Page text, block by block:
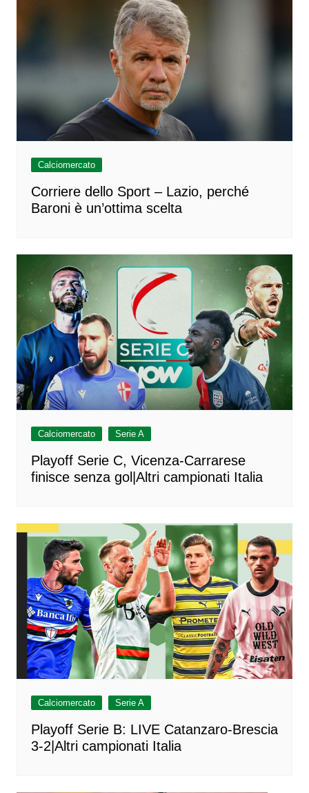
Calciomercato
Corriere dello Sport – Lazio, perché
Baroni è un’ottima scelta
Calciomercato Serie A
Playoff Serie C, Vicenza-Carrarese
finisce senza gol|Altri campionati Italia
Calciomercato Serie A
Playoff Serie B: LIVE Catanzaro-Brescia
3-2|Altri campionati Italia